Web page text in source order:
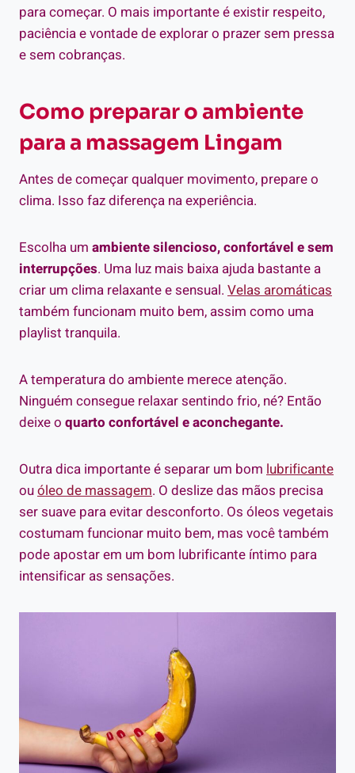
para começar. O mais importante é existir respeito,
paciência e vontade de explorar o prazer sem pressa
e sem cobranças.
Como preparar o ambiente
para a massagem Lingam
Antes de começar qualquer movimento, prepare o
clima. Isso faz diferença na experiência.
Escolha um ambiente silencioso, confortável e sem
interrupções. Uma luz mais baixa ajuda bastante a
criar um clima relaxante e sensual. Velas aromáticas
também funcionam muito bem, assim como uma
playlist tranquila.
A temperatura do ambiente merece atenção.
Ninguém consegue relaxar sentindo frio, né? Então
deixe o quarto confortável e aconchegante.
Outra dica importante é separar um bom lubrificante
ouóleo de massagem. O deslize das mãos precisa
ser suave para evitar desconforto. Os óleos vegetais
costumam funcionar muito bem, mas você também
pode apostar em um bom lubrificante íntimo para
intensificar as sensações.